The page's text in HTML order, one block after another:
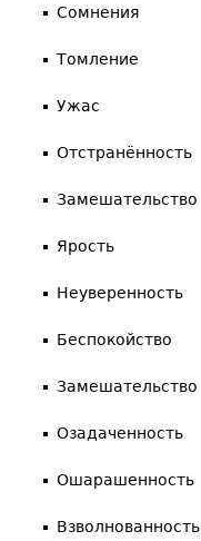
Сомнения
Томление
Ужас
Отстранённость
Замешательство
Ярость
Неуверенность
Беспокойство
Замешательство
Озадаченность
Ошарашенность
Взволнованность